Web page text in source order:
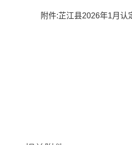
附件:芷江县2026年1月认